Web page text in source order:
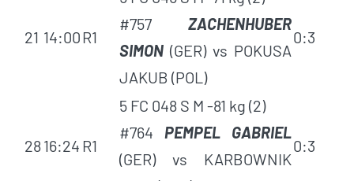
21 14:00R1
#757 ZACHENHUBER
SIMON(GER) vs POKUSA
JAKUB (POL)
0:3
2816:24 R1
5 FC 048 S M -81 kg (2)
#764 PEMPEL GABRIEL
(GER) vs KARBOWNIK
0:3